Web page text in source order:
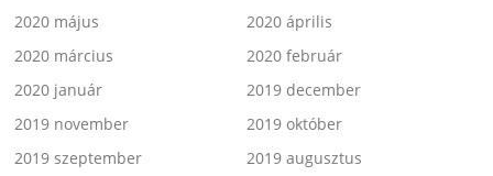
2020 május
2020 április
2020 március
2020 február
2020 január
2019 december
2019 november
2019 október
2019 szeptember
2019 augusztus